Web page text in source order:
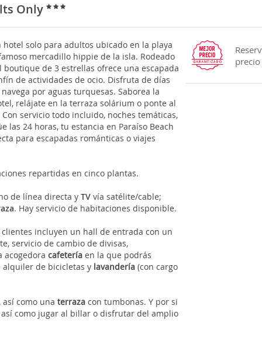
Only
hotel solo para adultos ubicado en la playa
mercadillo hippie de la isla. Rodeado
de 3 estrellas ofrece una escapada
de actividades de ocio. Disfruta de días
por aguas turquesas. Saborea la
relájate en la terraza solárium o ponte al
servicio todo incluido, noches temáticas,
las 24 horas, tu estancia en Paraíso Beach
para escapadas románticas o viajes
repartidas en cinco plantas.
de línea directa yTV vía satélite/cable;
. Hay servicio de habitaciones disponible.
incluyen un hall de entrada con un
servicio de cambio de divisas,
acogedoracafeteríaen la que podrás
alquiler de bicicletas y lavandería (con cargo
así como unaterrazacon tumbonas. Y por si
así como jugar al billar o disfrutar del amplio